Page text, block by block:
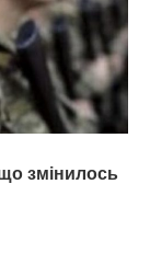
що змінилось